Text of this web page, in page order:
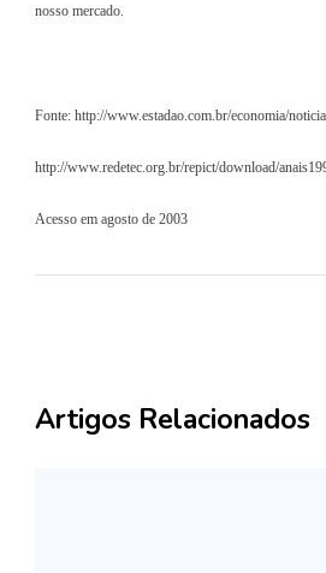
nosso mercado.
Fonte: http://www.estadao.com.br/economia/
http://www.redetec.org.br/repict/download/
Acesso em agosto de 2003
Artigos Relacionados